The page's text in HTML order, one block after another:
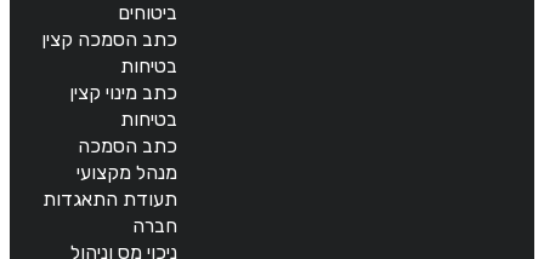
ביטוחים
כתב הסמכה קצין
בטיחות
כתב מינוי קצין
בטיחות
כתב הסמכה
מנהל מקצועי
תעודת התאגדות
חברה
ניכוי מס וניהול